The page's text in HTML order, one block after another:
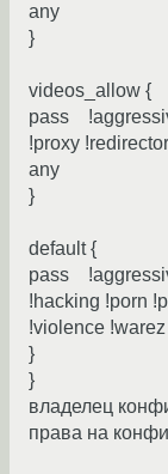
any
}
videos_allow {
pass
!proxy
any
}
default {
pass
!hacking !porn
!violence
}
}
владелец
права на